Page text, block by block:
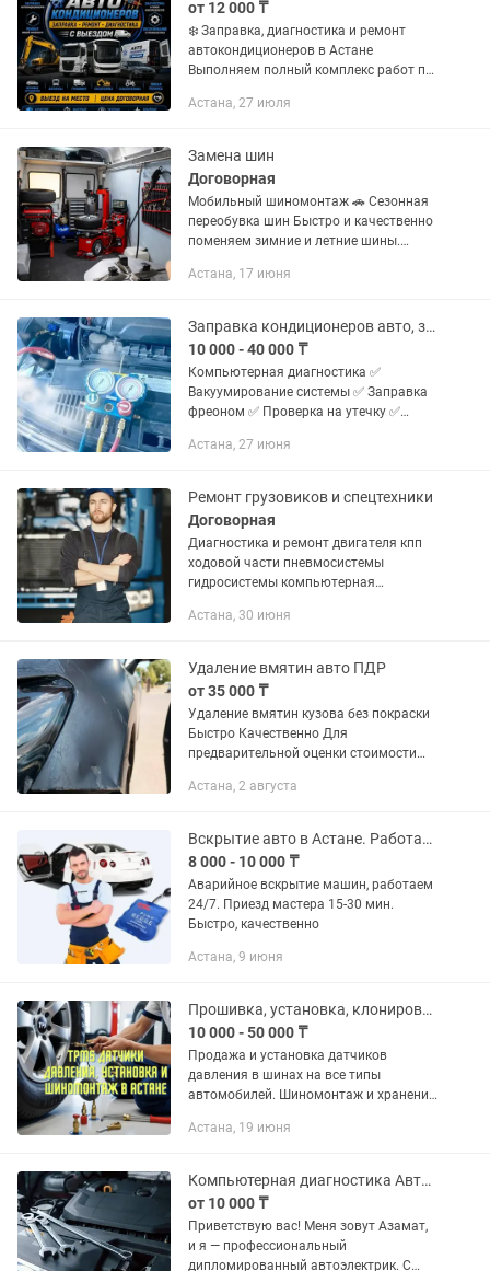
от 12 000 ₸
❄️ Заправка, диагностика и ремонт
автокондиционеров в Астане
Выполняем полный комплекс работ по
кондиционеров для легковых
спецтехники...
Астана, 27 июля
Замена шин
Договорная
Мобильный шиномонтаж 🚗 Сезонная
переобувка шин Быстро и качественно
поменяем зимние и летние шины.
давления, аккуратная работа. ✅
Быстрое...
Астана, 17 июня
Заправка кондиционеров авто, заправка фреонома,автокондиционера, фреон
10 000 - 40 000 ₸
Компьютерная диагностика ✅
Вакуумирование системы ✅ Заправка
фреоном ✅ Проверка на утечку ✅
все виды автомобилей ⏰ Быстрый и
Астана, 27 июня
Ремонт грузовиков и спецтехники
Договорная
Диагностика и ремонт двигателя кпп
ходовой части пневмосистемы
гидросистемы компьютерная
автозапчасти кафе стоянка мойка
оплаты
Астана, 30 июня
Удаление вмятин авто ПДР
от 35 000 ₸
Удаление вмятин кузова без покраски
Быстро Качественно Для
предварительной оценки стоимости
Астана, 2 августа
Вскрытие авто в Астане. Работаем 24/7
8 000 - 10 000 ₸
Аварийное вскрытие машин, работаем
24/7. Приезд мастера 15-30 мин.
Быстро, качественно
Астана, 9 июня
Прошивка, установка, клонирование датчиков давления в шинах. TMPS.
10 000 - 50 000 ₸
Продажа и установка датчиков
давления в шинах на все типы
автомобилей. Шиномонтаж и хранение
быстро выполнит привязку датчиков
Астана, 19 июня
Компьютерная диагностика Автоэлектрик с выездом Астана и области
от 10 000 ₸
Приветствую вас! Меня зовут Азамат,
и я — профессиональный
дипломированный автоэлектрик. С